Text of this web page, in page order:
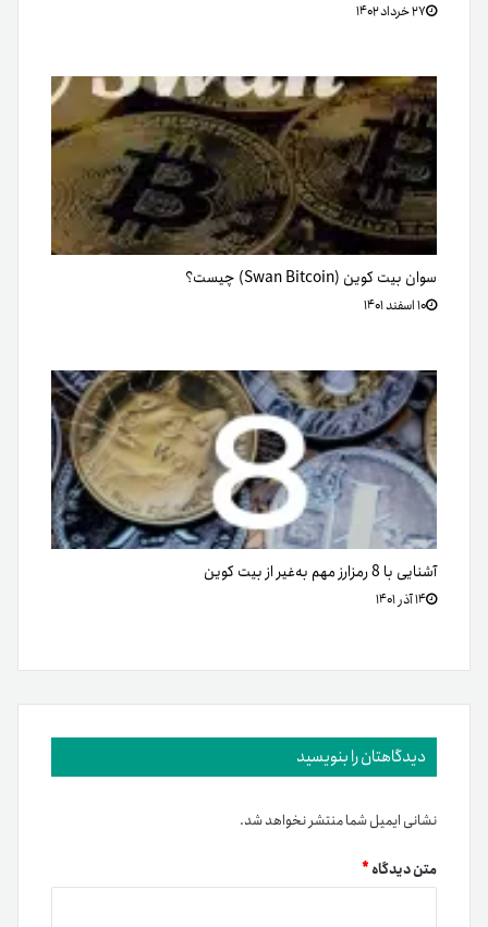
۲۷ خرداد ۱۴۰۲
سوان بیت کوین (Swan Bitcoin) چیست؟
۱۰ اسفند ۱۴۰۱
آشنایی با 8 رمزارز مهم به‌غیر از بیت کوین
۱۴ آذر ۱۴۰۱
دیدگاهتان را بنویسید
نشانی ایمیل شما منتشر نخواهد شد.
متن دیدگاه*